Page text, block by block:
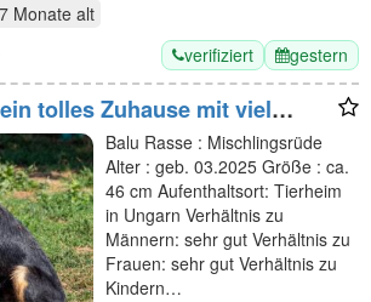
Monate alt
verifiziert gestern
tolles Zuhause mit viel
Balu Rasse : Mischlingsrüde
Alter : geb. 03.2025 Größe : ca.
46 cm Aufenthaltsort: Tierheim
in Ungarn Verhältnis zu
Männern: sehr gut Verhältnis zu
Frauen: sehr gut Verhältnis zu
Kindern…